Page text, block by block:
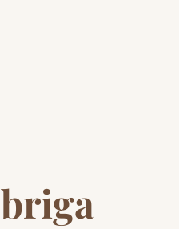
briga